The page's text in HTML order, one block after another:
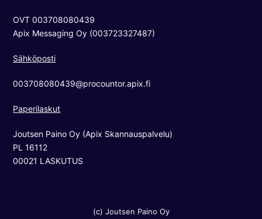
o
k
r
a
m
e
OVT 003708080439
Apix Messaging Oy (003723327487)
Sähköposti
003708080439@procountor.apix.fi
Paperilaskut
Joutsen Paino Oy (Apix Skannauspalvelu)
PL 16112
00021 LASKUTUS
(c) Joutsen Paino Oy